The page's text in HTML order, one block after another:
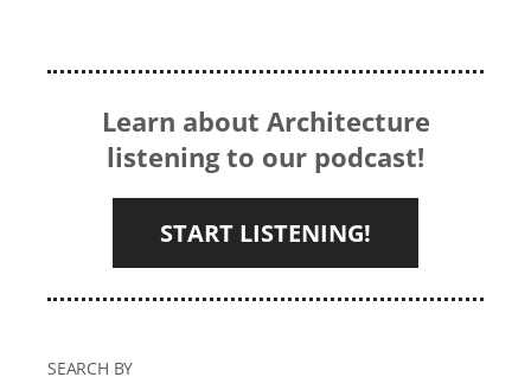
Learn about Architecture
listening to our podcast!
START LISTENING!
SEARCH BY